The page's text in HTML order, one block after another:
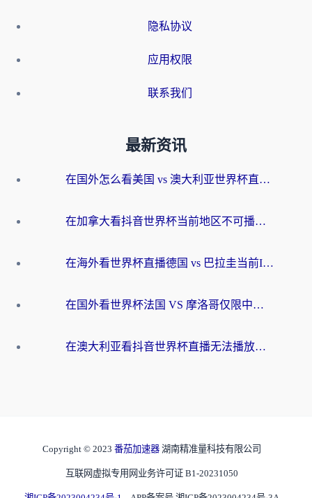
隐私协议
应用权限
联系我们
最新资讯
在国外怎么看美国 vs 澳大利亚世界杯直播？海外党必藏的中文解说观赛指南
在加拿大看抖音世界杯当前地区不可播放？海外党体育观赛终极指南
在海外看世界杯直播德国 vs 巴拉圭当前IP受限制？这篇指南帮你轻松解决地区限制
在国外看世界杯法国 VS 摩洛哥仅限中国大陆？别让地域限制拦下你的欢呼
在澳大利亚看抖音世界杯直播无法播放？海外党体育观赛终极指南来了！
Copyright © 2023 番茄加速器 湖南精准量科技有限公司
互联网虚拟专用网业务许可证 B1-20231050